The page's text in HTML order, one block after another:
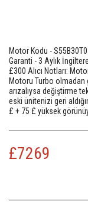
Motor Kodu -
Garanti - 3 Aylık
£300 Alıcı Notları:
Motoru Turbo olmadan
arızalıysa değiştirme
eski ünitenizi geri
£ + 75 £ yüksek
£7269